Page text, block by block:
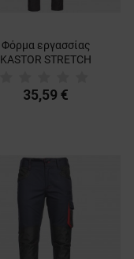
Φόρμα εργασσίας
KASTOR STRETCH
35,59 €